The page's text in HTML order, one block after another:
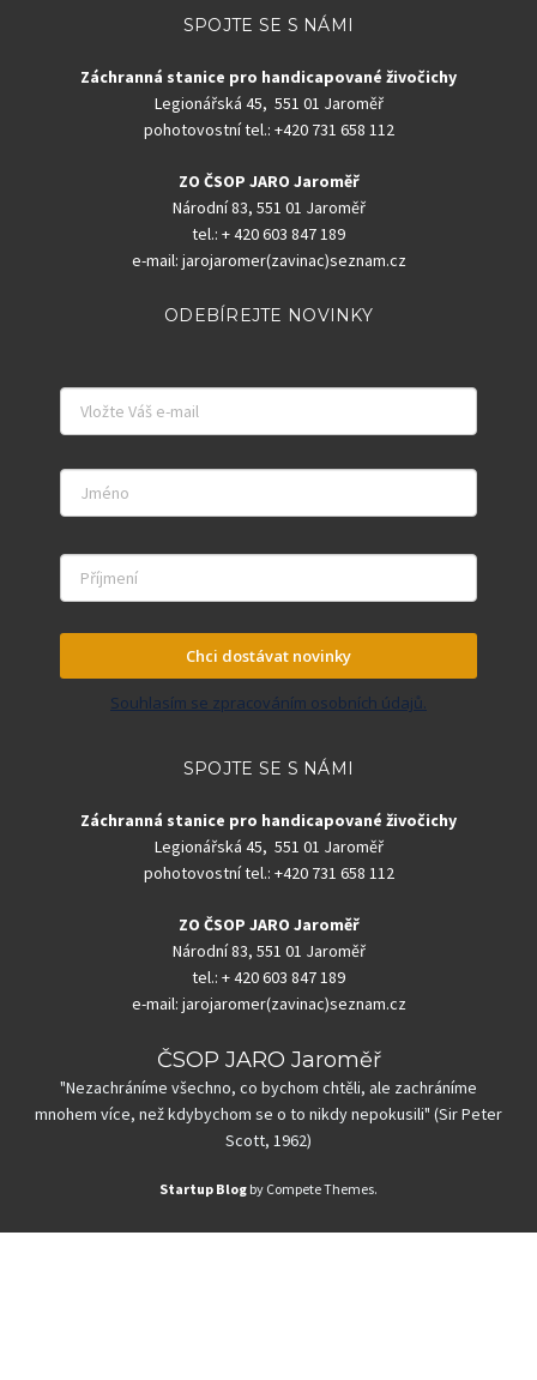
SPOJTE SE S NÁMI
Záchranná stanice pro handicapované živočichy
Legionářská 45, 551 01 Jaroměř
pohotovostní tel.: +420 731 658 112
ZO ČSOP JARO Jaroměř
Národní 83, 551 01 Jaroměř
tel.: + 420 603 847 189
e-mail: jarojaromer(zavinac)seznam.cz
ODEBÍREJTE NOVINKY
Chci dostávat novinky
Souhlasím se zpracováním osobních údajů.
SPOJTE SE S NÁMI
Záchranná stanice pro handicapované živočichy
Legionářská 45, 551 01 Jaroměř
pohotovostní tel.: +420 731 658 112
ZO ČSOP JARO Jaroměř
Národní 83, 551 01 Jaroměř
tel.: + 420 603 847 189
e-mail: jarojaromer(zavinac)seznam.cz
ČSOP JARO Jaroměř
"Nezachráníme všechno, co bychom chtěli, ale zachráníme
mnohem více, než kdybychom se o to nikdy nepokusili" (Sir Peter
Scott, 1962)
Startup Blog by Compete Themes.